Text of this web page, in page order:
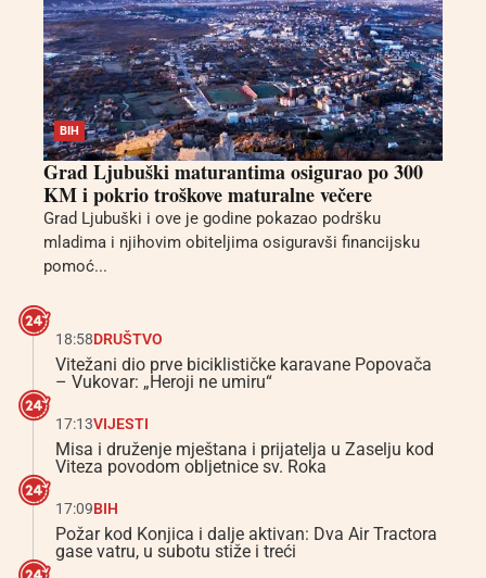
BIH
Grad Ljubuški maturantima osigurao po 300
KM i pokrio troškove maturalne večere
Grad Ljubuški i ove je godine pokazao podršku
mladima i njihovim obiteljima osiguravši financijsku
pomoć...
18:58DRUŠTVO
Vitežani dio prve biciklističke karavane Popovača
– Vukovar: „Heroji ne umiru“
17:13VIJESTI
Misa i druženje mještana i prijatelja u Zaselju kod
Viteza povodom obljetnice sv. Roka
17:09BIH
Požar kod Konjica i dalje aktivan: Dva Air Tractora
gase vatru, u subotu stiže i treći